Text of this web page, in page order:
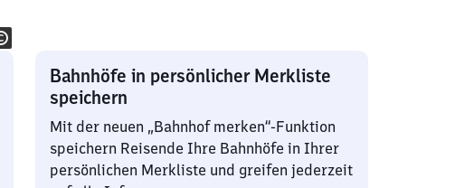
Bahnhöfe in persönlicher Merkliste
speichern
Mit der neuen „Bahnhof merken“-Funktion
speichern Reisende Ihre Bahnhöfe in Ihrer
persönlichen Merkliste und greifen jederzeit